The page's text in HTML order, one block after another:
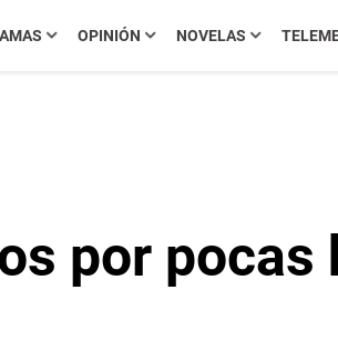
OPINIÓN NOVELAS
por pocas